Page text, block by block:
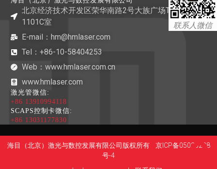
联系人微信
北京经济技术开发区荣华南路2号大族广场T1栋
1101C室
E-mail：hm@hmlaser.com
Tel：+86-10-58404253
Web：www.hmlaser.com.cn
www.hmlaser.com
激光管微信:
+86 13910994118
SCAPS控制卡微信:
+86 13031177830
海目（北京）激光与数控发展有限公司版权所有 京ICP备05020288
号-4